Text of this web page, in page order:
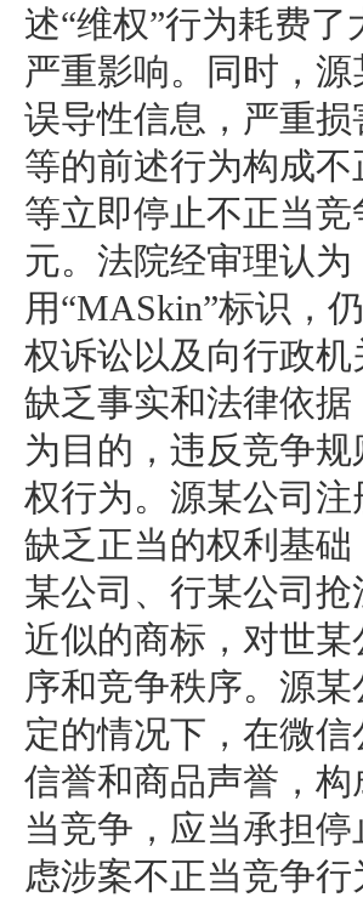
述“维权”行为耗费
严重影响。同时，
误导性信息，严重
等的前述行为构成
等立即停止不正当
元。法院经审理认
用“MASkin”标识，
权诉讼以及向行政
缺乏事实和法律依
为目的，违反竞争
权行为。源某公司注
缺乏正当的权利基
某公司、行某公司
近似的商标，对世
序和竞争秩序。源
定的情况下，在微
信誉和商品声誉，
当竞争，应当承担
虑涉案不正当竞争